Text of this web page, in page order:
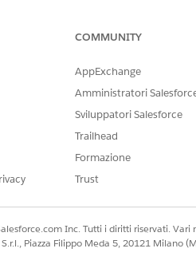
COMMUNITY
AppExchange
Amministratori
Sviluppatori Salesforce
Trailhead
Formazione
Trust
Inc. Tutti i diritti riservati.
Piazza Filippo Meda 5, 20121 Milano